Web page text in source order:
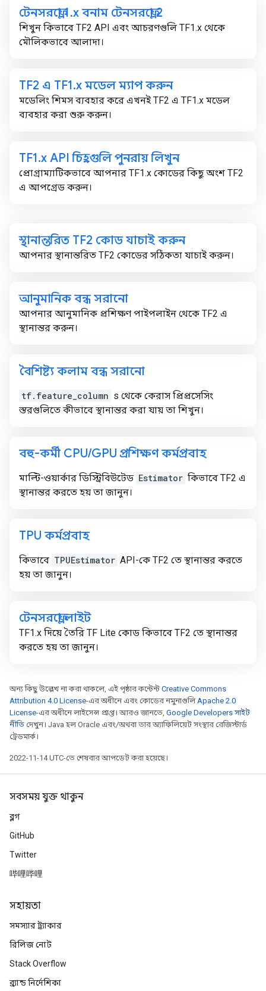
টেনসরফ্লো 1.x বনাম টেনসরফ্লো 2
শিখুন কিভাবে TF2 API এবং আচরণগুলি TF1.x থেকে
মৌলিকভাবে আলাদা।
TF2 এ TF1.x মডেল ম্যাপ করুন
মডেলিং শিমস ব্যবহার করে এখনই TF2 এ TF1.x মডেল
ব্যবহার করা শুরু করুন।
TF1.x API চিহ্নগুলি পুনরায় লিখুন
প্রোগ্রাম্যাটিকভাবে আপনার TF1.x কোডের কিছু অংশ TF2
এ আপগ্রেড করুন।
স্থানান্তরিত TF2 কোড যাচাই করুন
আপনার স্থানান্তরিত TF2 কোডের সঠিকতা যাচাই করুন।
আনুমানিক বন্ধ সরানো
আপনার আনুমানিক প্রশিক্ষণ পাইপলাইন থেকে TF2 এ
স্থানান্তর করুন।
বৈশিষ্ট্য কলাম বন্ধ সরানো
tf.feature_column s থেকে কেরাস প্রিপ্রসেসিং
স্তরগুলিতে কীভাবে স্থানান্তর করা যায় তা শিখুন।
বহু-কর্মী CPU/GPU প্রশিক্ষণ কর্মপ্রবাহ
মাল্টি-ওয়ার্কার ডিস্ট্রিবিউটেড Estimator কিভাবে TF2 এ
স্থানান্তর করতে হয় তা জানুন।
TPU কর্মপ্রবাহ
কিভাবে TPUEstimator API-কে TF2 তে স্থানান্তর করতে
হয় তা জানুন।
টেনসরফ্লো লাইট
TF1.x দিয়ে তৈরি TF Lite কোড কিভাবে TF2 তে স্থানান্তর
করতে হয় তা জানুন।
অন্য কিছু উল্লেখ না করা থাকলে, এই পৃষ্ঠার কন্টেন্ট Creative Commons
Attribution 4.0 License-এর অধীনে এবং কোডের নমুনাগুলিApache 2.0
License-এর অধীনে লাইসেন্স প্রাপ্ত। আরও জানতে, Google Developers সাইট
নীতি দেখুন। Java হল Oracle এবং/অথবা তার অ্যাফিলিয়েট সংস্থার রেজিস্টার্ড
ট্রেডমার্ক।
2022-11-14 UTC-তে শেষবার আপডেট করা হয়েছে।
সবসময় যুক্ত থাকুন
ব্লগ
GitHub
Twitter
哔哩哔哩
সহায়তা
সমস্যার ট্র্যাকার
রিলিজ নোট
Stack Overflow
ব্র্যান্ড নির্দেশিকা